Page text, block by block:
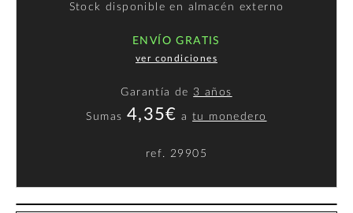
Stock disponible en almacén externo
ENVÍO GRATIS
ver condiciones
Garantía de 3 años
Sumas 4,35€ atu monedero
ref. 29905